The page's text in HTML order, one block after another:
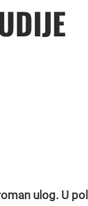
ulog. U